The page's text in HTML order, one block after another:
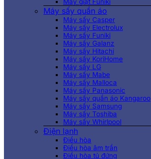
Máy sấy quần áo
Máy sấy Casper
Máy sấy Electrolux
Máy sấy Funiki
Máy sấy Galanz
Máy sấy Hitachi
Máy sấy KoriHome
Máy sấy LG
Máy sấy Mabe
Máy sấy Malloca
Máy sấy Panasonic
Máy sấy quần áo Kangaroo
Máy sấy Samsung
Máy sấy Toshiba
Máy sấy Whirlpool
Điện lạnh
Điều hòa
Điều hòa âm trần
Điều hòa tủ đứng